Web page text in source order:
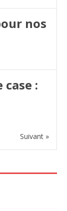
nos
case :
Suivant »